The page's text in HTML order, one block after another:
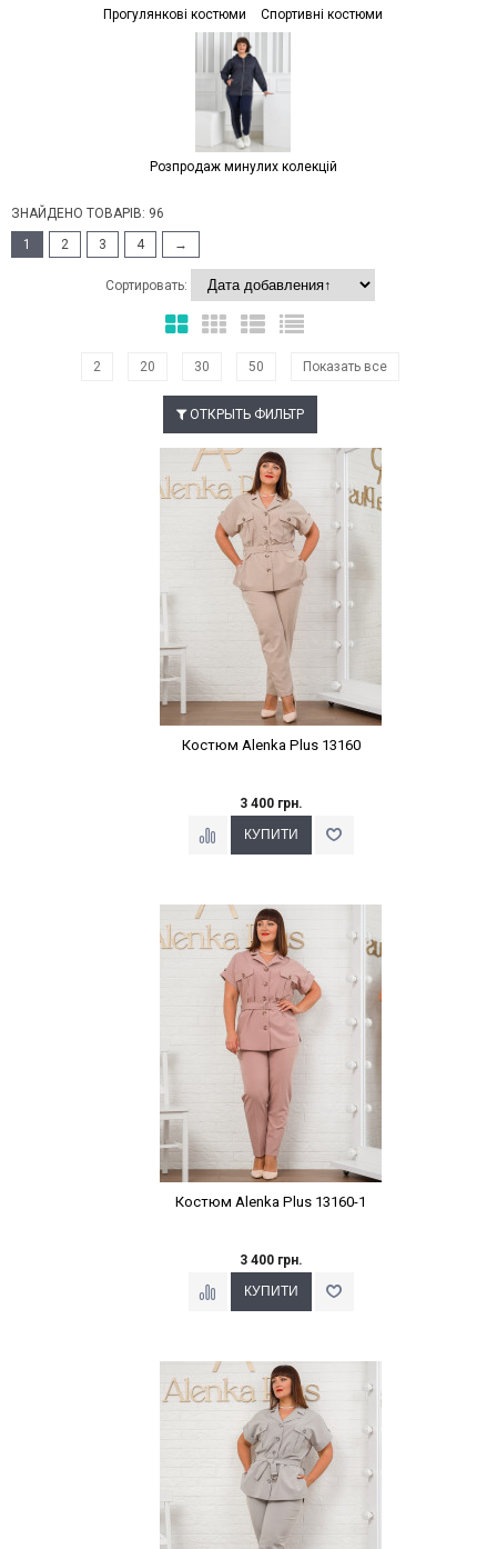
Прогулянкові костюми Спортивні костюми
Розпродаж минулих колекцій
ЗНАЙДЕНО ТОВАРІВ: 96
1
2 3 4 →
Сортировать:
2 20 30 50 Показать все
ОТКРЫТЬ ФИЛЬТР
Наклейки Варіант з %
Костюм Alenka Plus 13160
3 400 грн.
Наклейки Варіант з %
Костюм Alenka Plus 13160-1
3 400 грн.
Наклейки Варіант з %